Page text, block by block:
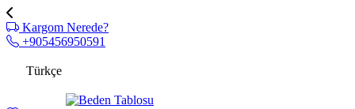
Kargom Nerede?
+905456950591
Türkçe